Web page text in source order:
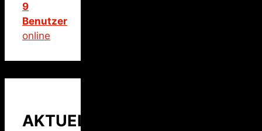
9
Benutzer
online
AKTUELLER